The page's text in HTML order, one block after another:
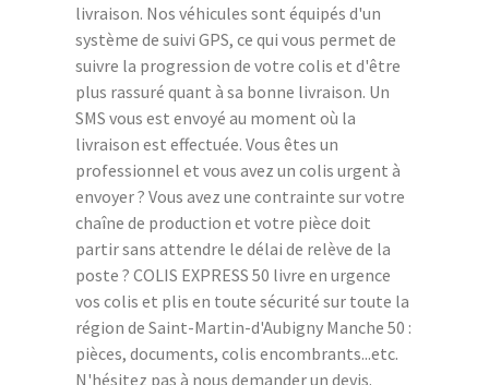
livraison. Nos véhicules sont équipés d'un
système de suivi GPS, ce qui vous permet de
suivre la progression de votre colis et d'être
plus rassuré quant à sa bonne livraison. Un
SMS vous est envoyé au moment où la
livraison est effectuée. Vous êtes un
professionnel et vous avez un colis urgent à
envoyer ? Vous avez une contrainte sur votre
chaîne de production et votre pièce doit
partir sans attendre le délai de relève de la
poste ? COLIS EXPRESS 50 livre en urgence
vos colis et plis en toute sécurité sur toute la
région de Saint-Martin-d'Aubigny Manche 50 :
pièces, documents, colis encombrants...etc.
N'hésitez pas à nous demander un devis.